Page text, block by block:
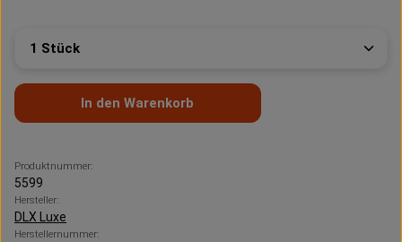
Produkt Anzahl: Gib den gewünschten Wert ein
In den Warenkorb
Produktnummer:
5599
Hersteller:
DLX Luxe
Herstellernummer: